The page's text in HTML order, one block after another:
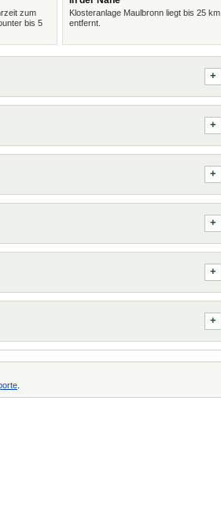
zum
bis 5
Klosteranlage Maulbronn liegt bis 25 km
entfernt.